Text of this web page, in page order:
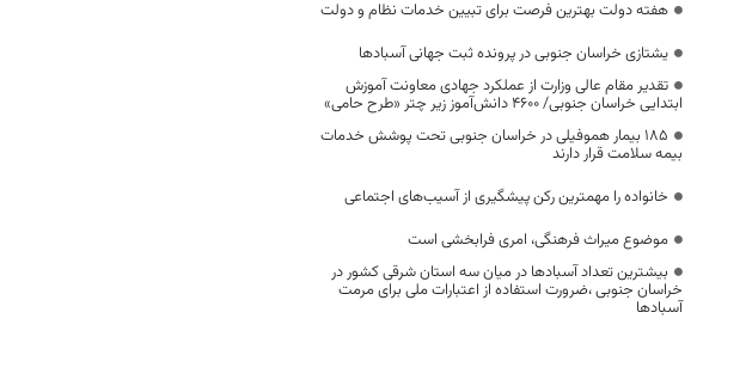
هفته دولت بهترین فرصت برای تبیین خدمات نظام و دولت
یشتازی خراسان جنوبی در پرونده ثبت جهانی آسبادها
تقدیر مقام عالی وزارت از عملکرد جهادی معاونت آموزش
ابتدایی خراسان جنوبی/ ۴۶۰۰ دانش‌آموز زیر چتر «طرح حامی»
۱۸۵ بیمار هموفیلی در خراسان جنوبی تحت پوشش خدمات
بیمه سلامت قرار دارند
خانواده را مهمترین رکن پیشگیری از آسیب‌های اجتماعی
موضوع میراث فرهنگی، امری فرابخشی است
بیشترین تعداد آسبادها در میان سه استان شرقی کشور در
خراسان جنوبی ،ضرورت استفاده از اعتبارات ملی برای مرمت
آسبادها